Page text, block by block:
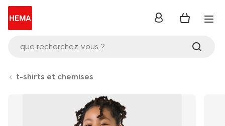
que recherchez-vous ?
se
t-shirts et chemises